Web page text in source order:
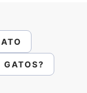
GATOS?